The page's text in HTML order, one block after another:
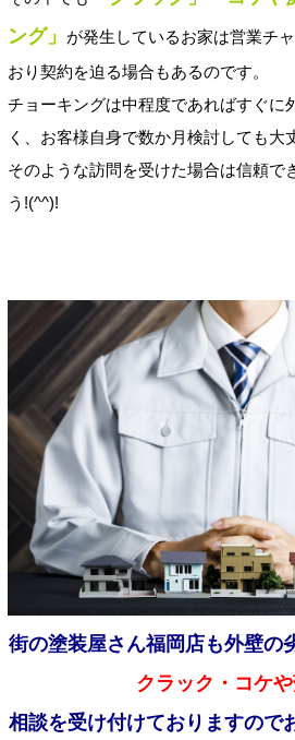
ング」
が発生しているお家は営業チ
おり契約を迫る場合もあるのです。
チョーキングは中程度であればすぐに
く、お客様自身で数か月検討しても大
そのような訪問を受けた場合は信頼で
う!(^^)!
街の塗装屋さん福岡店も外壁の
クラック・コケや
相談を受け付けておりますので